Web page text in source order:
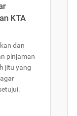
KTA
dan
pinjaman
jitu yang